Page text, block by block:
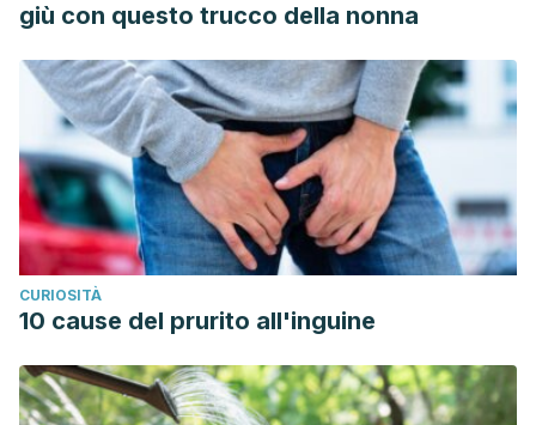
giù con questo trucco della nonna
CURIOSITÀ
10 cause del prurito all'inguine